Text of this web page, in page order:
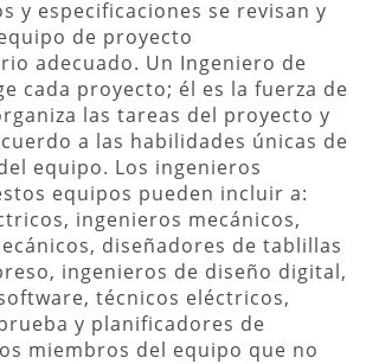
y especificaciones se revisan y
de proyecto
adecuado. Un Ingeniero de
cada proyecto; él es la fuerza de
las tareas del proyecto y
a las habilidades únicas de
equipo. Los ingenieros
equipos pueden incluir a:
ingenieros mecánicos,
diseñadores de tablillas
ingenieros de diseño digital,
técnicos eléctricos,
y planificadores de
miembros del equipo que no